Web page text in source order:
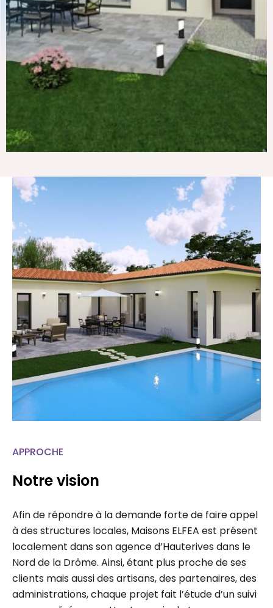
APPROCHE
Notre vision
à des structures locales, Maisons ELFEA est présent
localement dans son agence d’Hauterives dans le
Nord de la Drôme. Ainsi, étant plus proche de ses
clients mais aussi des artisans, des partenaires, des
administrations, chaque projet fait l’étude d’un suivi
personnalisé permettant un gain de temps…